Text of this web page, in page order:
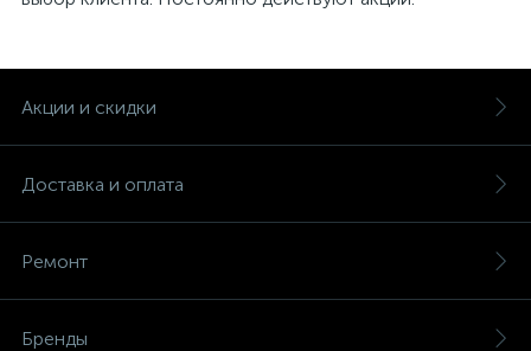
Акции и скидки
Доставка и оплата
Ремонт
Бренды